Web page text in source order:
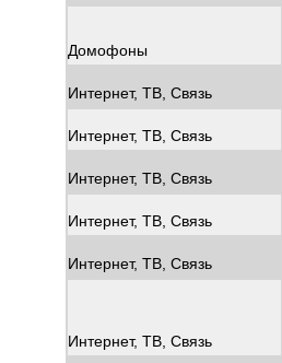
Домофоны
Интернет, ТВ, Связь
Интернет, ТВ, Связь
Интернет, ТВ, Связь
Интернет, ТВ, Связь
Интернет, ТВ, Связь
Интернет, ТВ, Связь